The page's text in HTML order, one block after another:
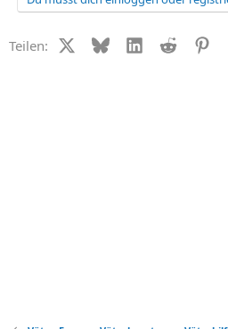
Teilen: X (Twitter)
BlueskyLinkedIn
Reddit